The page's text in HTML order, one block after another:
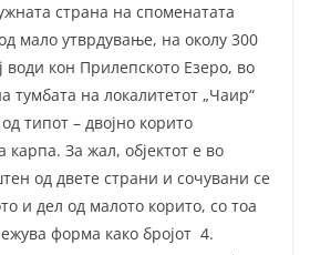
страна на споменатата
мало утврдување, на околу 300
води кон Прилепското Езеро, во
тумбата на локалитетот „Чаир“
типот – двојно корито
карпа. За жал, објектот е во
од двете страни и сочувани се
и дел од малото корито, со тоа
форма како бројот 4.